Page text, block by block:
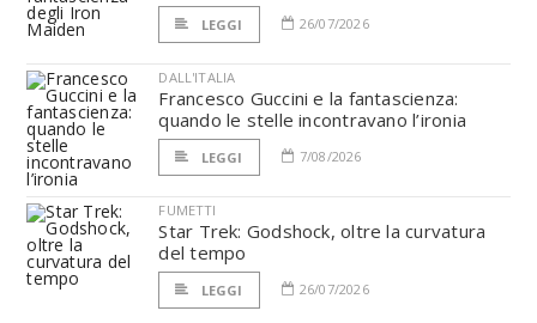
LEGGI 26/07/2026
DALL'ITALIA
Francesco Guccini e la fantascienza:
quando le stelle incontravano l’ironia
LEGGI 7/08/2026
FUMETTI
Star Trek: Godshock, oltre la curvatura
del tempo
LEGGI 26/07/2026